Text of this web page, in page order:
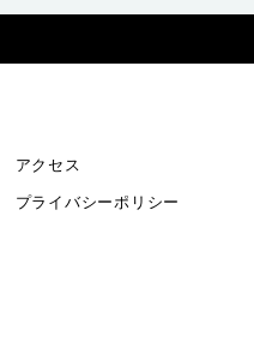
アクセス
プライバシーポリシー